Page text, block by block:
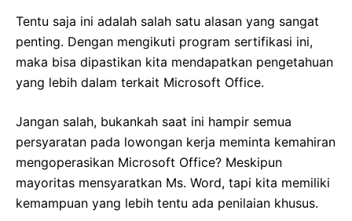
Tentu saja ini adalah salah satu alasan yang sangat
penting. Dengan mengikuti program sertifikasi ini,
maka bisa dipastikan kita mendapatkan pengetahuan
yang lebih dalam terkait Microsoft Office.
Jangan salah, bukankah saat ini hampir semua
persyaratan pada lowongan kerja meminta kemahiran
mengoperasikan Microsoft Office? Meskipun
mayoritas mensyaratkan Ms. Word, tapi kita memiliki
kemampuan yang lebih tentu ada penilaian khusus.